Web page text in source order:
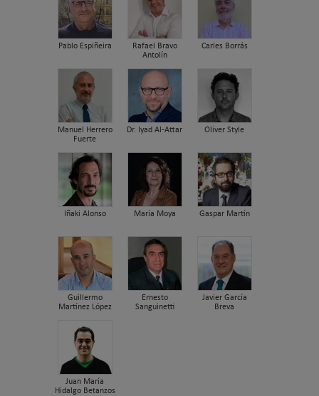
Pablo Espiñeira
Rafael Bravo
Antolín
Carles Borrás
Manuel Herrero
Fuerte
Dr. Iyad Al-Attar Oliver Style
Iñaki Alonso María Moya Gaspar Martín
Guillermo
Martínez López
Ernesto
Sanguinetti
Javier García
Breva
Juan María
Hidalgo Betanzos